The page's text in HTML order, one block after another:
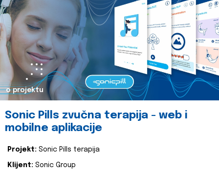
o projektu
Sonic Pills zvučna terapija - web i
mobilne aplikacije
Projekt: Sonic Pills terapija
Klijent: Sonic Group